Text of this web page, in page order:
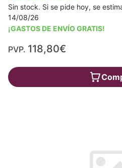
Sin stock. Si se pide hoy, se
14/08/26
¡GASTOS DE ENVÍO GRATIS!
PVP. 118,80€